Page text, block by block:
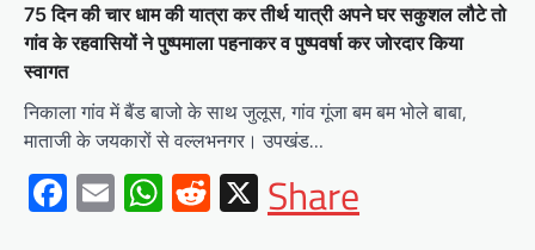
75 दिन की चार धाम की यात्रा कर तीर्थ यात्री अपने घर सकुशल लौटे तो
गांव के रहवासियों ने पुष्पमाला पहनाकर व पुष्पवर्षा कर जोरदार किया
स्वागत
निकाला गांव में बैंड बाजो के साथ जुलूस, गांव गूंजा बम बम भोले बाबा,
माताजी के जयकारों से वल्लभनगर। उपखंड…
Facebook
EmailWhatsApp
Reddit
X
Share